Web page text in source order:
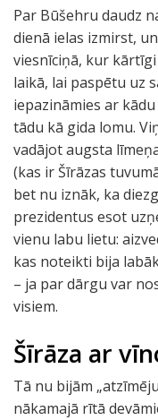
Par Būšehru daudz
dienā ielas izmirst,
viesnīciņā, kur
laikā, lai paspētu uz
iepazināmies ar
tādu kā gida lomu.
vadājot augsta
(kas ir Šīrāzas
bet nu iznāk, ka
prezidentus esot
vienu labu lietu:
kas noteikti bija
– ja par dārgu var
visiem.
Šīrāza ar
Tā nu bijām
nākamajā rītā